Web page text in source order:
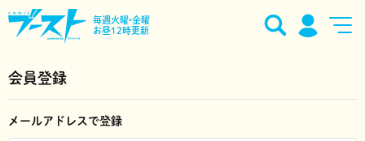
毎週火曜•金曜
お昼12時更新
会員登録
メールアドレスで登録